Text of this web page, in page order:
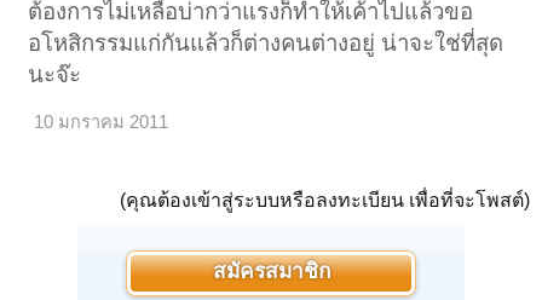
ต้องการไม่เหลือบ่ากว่าแรงก็ทำให้เค้าไปแล้วขอ
อโหสิกรรมแก่กันแล้วก็ต่างคนต่างอยู่ น่าจะใช่ที่สุด
นะจ๊ะ
10 มกราคม 2011
(คุณต้องเข้าสู่ระบบหรือลงทะเบียน เพื่อที่จะโพสต์)
สมัครสมาชิก